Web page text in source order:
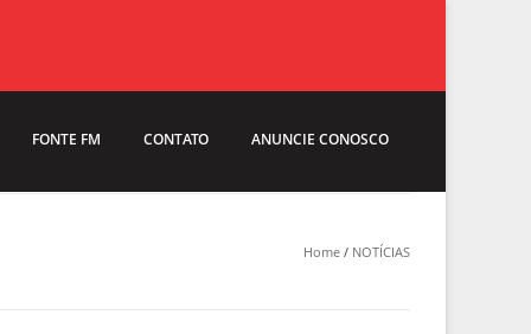
FONTE FM CONTATO ANUNCIE CONOSCO
Home / NOTÍCIAS